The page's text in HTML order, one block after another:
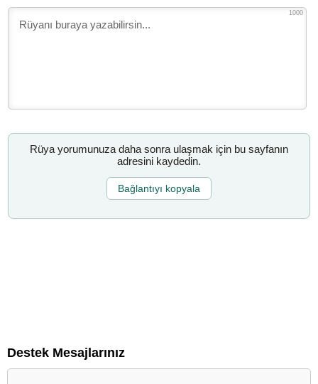
1000
Rüya yorumunuza daha sonra ulaşmak için bu sayfanın
adresini kaydedin.
Bağlantıyı kopyala
Destek Mesajlarınız